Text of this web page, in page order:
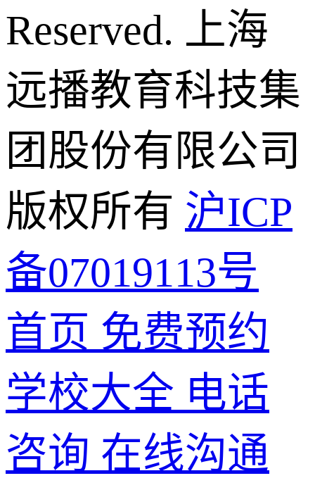
Reserved. 上海
远播教育科技集
团股份有限公司
版权所有 沪ICP
备07019113号
首页 免费预约
学校大全 电话
咨询 在线沟通